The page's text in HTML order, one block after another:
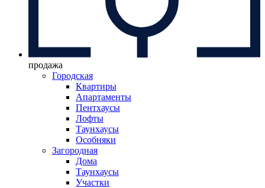
продажа
Городская
Квартиры
Апартаменты
Пентхаусы
Лофты
Таунхаусы
Особняки
Загородная
Дома
Таунхаусы
Участки